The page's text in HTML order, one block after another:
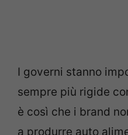
I governi stanno
sempre più rigide
è così che i brand
a produrre auto